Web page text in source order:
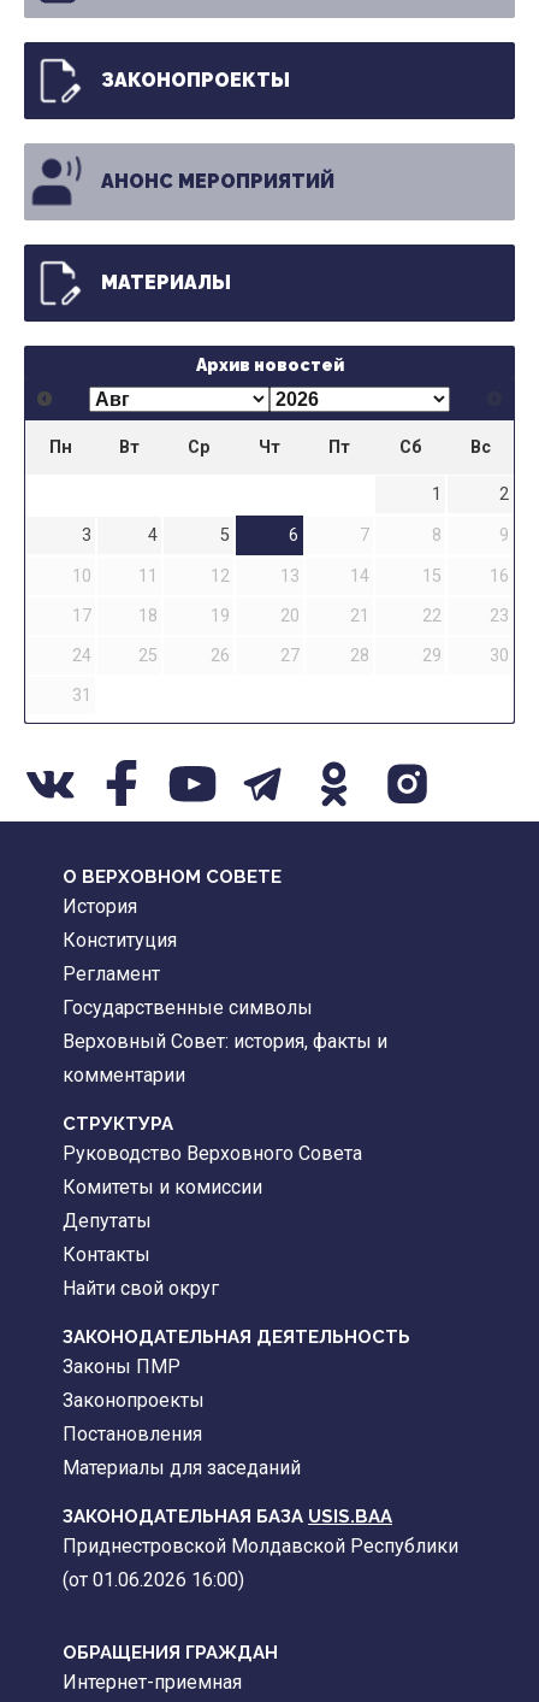
ЗАКОНОПРОЕКТЫ
АНОНС МЕРОПРИЯТИЙ
МАТЕРИАЛЫ
Архив новостей
Пн Вт Ср Чт Пт Сб Вс
1
2
3
4 5 6 7 8
9
10
11 12 13 14 15
16
17
18 19 20 21 22
23
24
25 26 27 28 29
30
31
О ВЕРХОВНОМ СОВЕТЕ
История
Конституция
Регламент
Государственные символы
Верховный Совет: история, факты и
комментарии
CТРУКТУРА
Руководство Верховного Совета
Комитеты и комиссии
Депутаты
Контакты
Найти свой округ
ЗАКОНОДАТЕЛЬНАЯ ДЕЯТЕЛЬНОСТЬ
Законы ПМР
Законопроекты
Постановления
Материалы для заседаний
ЗАКОНОДАТЕЛЬНАЯ БАЗА USIS.BAA
Приднестровской Молдавской Республики
(от 01.06.2026 16:00)
ОБРАЩЕНИЯ ГРАЖДАН
Интернет-приемная